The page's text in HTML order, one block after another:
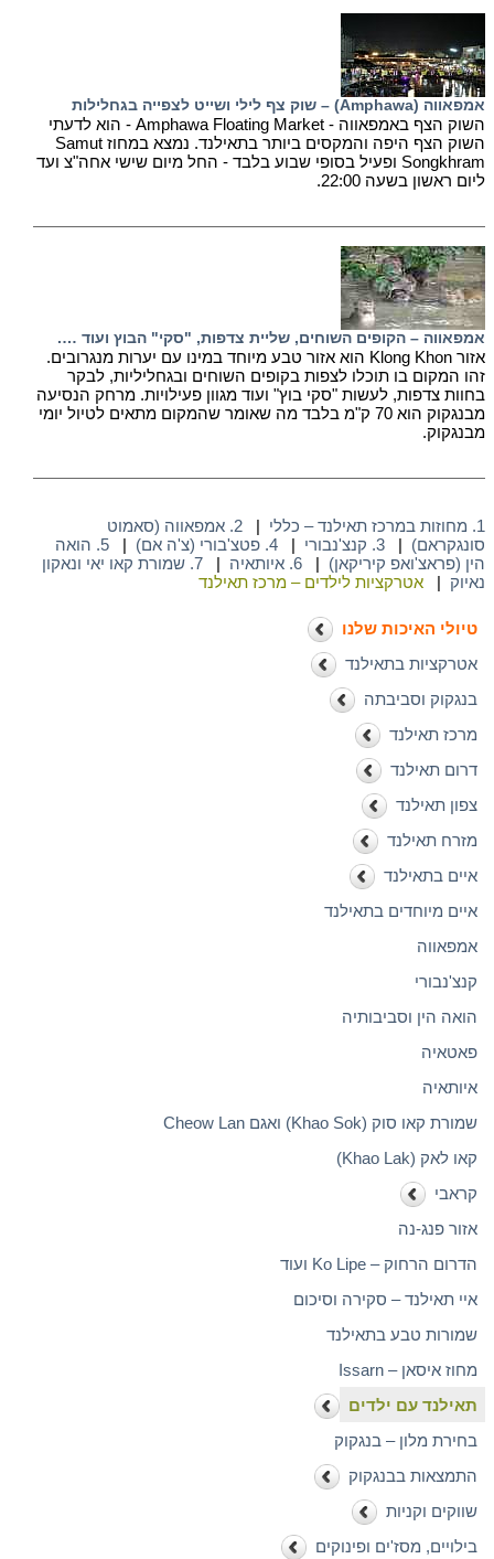
אמפאווה (Amphawa) – שוק צף לילי ושייט לצפייה בגחלילות
השוק הצף באמפאווה - Amphawa Floating Market - הוא לדעתי
השוק הצף היפה והמקסים ביותר בתאילנד. נמצא במחוז Samut
Songkhram ופעיל בסופי שבוע בלבד - החל מיום שישי אחה"צ ועד
ליום ראשון בשעה 22:00.
אמפאווה – הקופים השוחים, שליית צדפות, "סקי" הבוץ ועוד ….
אזור Klong Khon הוא אזור טבע מיוחד במינו עם יערות מנגרובים.
זהו המקום בו תוכלו לצפות בקופים השוחים ובגחליליות, לבקר
בחוות צדפות, לעשות "סקי בוץ" ועוד מגוון פעילויות. מרחק הנסיעה
מבנגקוק הוא 70 ק"מ בלבד מה שאומר שהמקום מתאים לטיול יומי
מבנגקוק.
1. מחוזות במרכז תאילנד – כללי |
2. אמפאווה (סאמוט
סונגקראם) | 3. קנצ'נבורי | 4. פטצ'בורי (צ'ה אם) |
5. הואה
הין (פראצ'ואפ קיריקאן) | 6. איותאיה |
7. שמורת קאו יאי ונאקון
נאיוק | אטרקציות לילדים – מרכז תאילנד
טיולי האיכות שלנו
אטרקציות בתאילנד
בנגקוק וסביבתה
מרכז תאילנד
דרום תאילנד
צפון תאילנד
מזרח תאילנד
איים בתאילנד
איים מיוחדים בתאילנד
אמפאווה
קנצ'נבורי
הואה הין וסביבותיה
פאטאיה
איותאיה
שמורת קאו סוק (Khao Sok) ואגם Cheow Lan
קאו לאק (Khao Lak)
קראבי
אזור פנג-נה
הדרום הרחוק – Ko Lipe ועוד
איי תאילנד – סקירה וסיכום
שמורות טבע בתאילנד
מחוז איסאן – Issarn
תאילנד עם ילדים
בחירת מלון – בנגקוק
התמצאות בבנגקוק
שווקים וקניות
בילויים, מסז'ים ופינוקים